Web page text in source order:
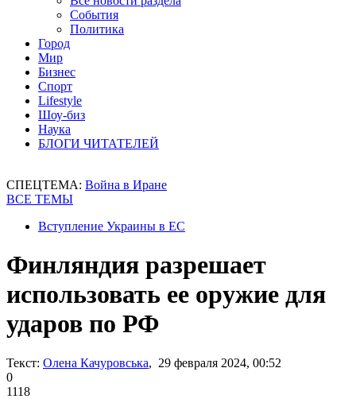
События
Политика
Город
Мир
Бизнес
Спорт
Lifestyle
Шоу-биз
Наука
БЛОГИ ЧИТАТЕЛЕЙ
СПЕЦТЕМА: Война в Иране
ВСЕ ТЕМЫ
Вступление Украины в ЕС
Финляндия разрешает
использовать ее оружие для
ударов по РФ
Текст: Олена Качуровська, 29 февраля 2024, 00:52
0
1118